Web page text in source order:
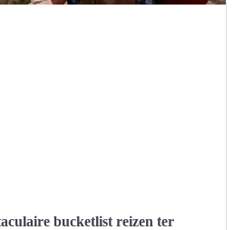
bucketlist reizen ter